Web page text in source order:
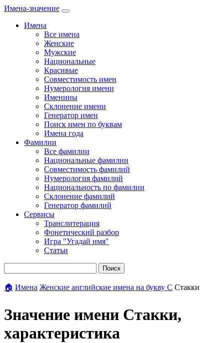
Имена-значение
Имена
Все имена
Женские
Мужские
Национальные
Красивые
Совместимость имен
Нумерология имени
Именины
Склонение имени
Генератор имен
Поиск имен по буквам
Имена года
Фамилии
Все фамилии
Национальные фамилии
Совместимость фамилий
Нумерология фамилий
Национальность по фамилии
Склонение фамилий
Генератор фамилий
Сервисы
Транслитерация
Фонетический разбор
Игра "Угадай имя"
Статьи
Поиск
🏠 Имена Женские английские имена на букву С Стакки
Значение имени Стакки,
характеристика